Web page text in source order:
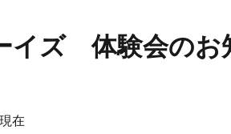
イズ 体験会のお
在